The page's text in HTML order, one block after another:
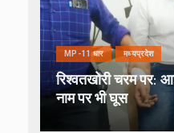
MP-11 धार मध्यप्रदेश
रिश्वतखोरी चरम पर:
नाम पर भी घूस